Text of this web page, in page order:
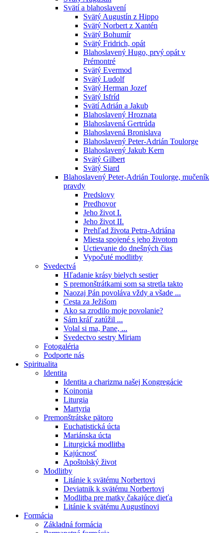
Svätí a blahoslavení
Svätý Augustín z Hippo
Svätý Norbert z Xantén
Svätý Bohumír
Svätý Fridrich, opát
Blahoslavený Hugo, prvý opát v
Prémontré
Svätý Evermod
Svätý Ludolf
Svätý Herman Jozef
Svätý Isfríd
Svätí Adrián a Jakub
Blahoslavený Hroznata
Blahoslavená Gertrúda
Blahoslavená Bronislava
Blahoslavený Peter-Adrián Toulorge
Blahoslavený Jakub Kern
Svätý Gilbert
Svätý Siard
Blahoslavený Peter-Adrián Toulorge, mučeník
pravdy
Predslovy
Predhovor
Jeho život I.
Jeho život II.
Prehľad života Petra-Adriána
Miesta spojené s jeho životom
Uctievanie do dnešných čias
Vypočuté modlitby
Svedectvá
Hľadanie krásy bielych sestier
S premonštrátkami som sa stretla takto
Naozaj Pán povoláva vždy a všade ...
Cesta za Ježišom
Ako sa zrodilo moje povolanie?
Sám kráľ zatúžil ...
Volal si ma, Pane, ...
Svedectvo sestry Miriam
Fotogaléria
Podporte nás
Spiritualita
Identita
Identita a charizma našej Kongregácie
Koinonia
Liturgia
Martyria
Premonštrátske pätoro
Euchatistická úcta
Mariánska úcta
Liturgická modlitba
Kajúcnosť
Apoštolský život
Modlitby
Litánie k svätému Norbertovi
Deviatnik k svätému Norbertovi
Modlitba pre matky čakajúce dieťa
Litánie k svätému Augustínovi
Formácia
Základná formácia